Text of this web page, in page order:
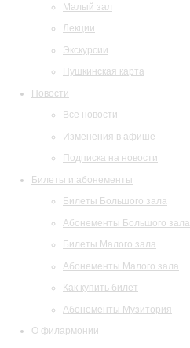
Малый зал
Лекции
Экскурсии
Пушкинская карта
Новости
Все новости
Изменения в афише
Подписка на новости
Билеты и абонементы
Билеты Большого зала
Абонементы Большого зала
Билеты Малого зала
Абонементы Малого зала
Как купить билет
Абонементы Музитория
О филармонии